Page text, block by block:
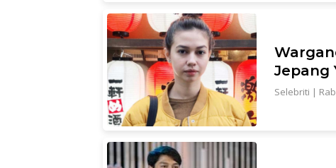
Jepang
Selebriti |